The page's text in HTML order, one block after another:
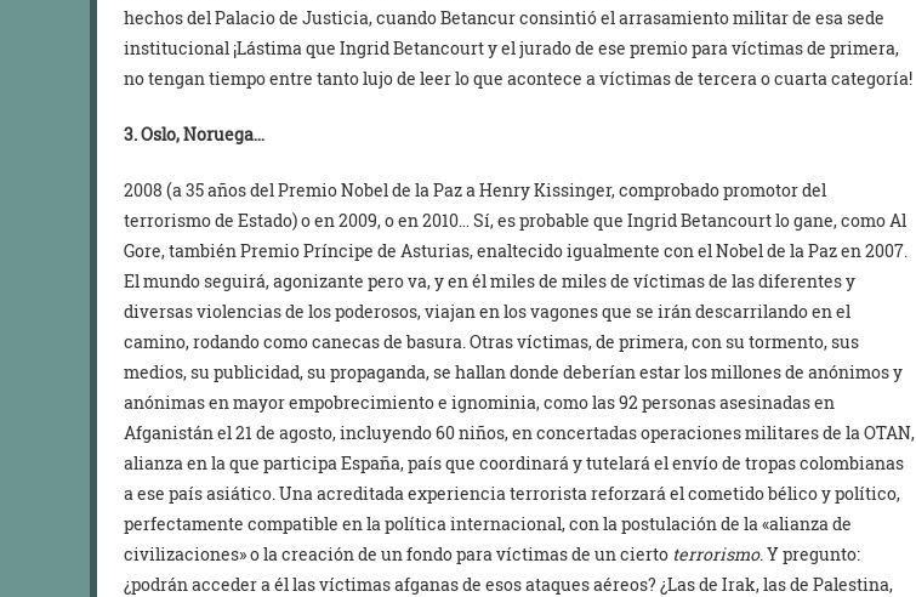
hechos del Palacio de Justicia, cuando Betancur consintió el arrasamiento militar de esa sede
institucional ¡Lástima que Ingrid Betancourt y el jurado de ese premio para víctimas de primera,
no tengan tiempo entre tanto lujo de leer lo que acontece a víctimas de tercera o cuarta categoría!
3. Oslo, Noruega…
2008 (a 35 años del Premio Nobel de la Paz a Henry Kissinger, comprobado promotor del
terrorismo de Estado) o en 2009, o en 2010… Sí, es probable que Ingrid Betancourt lo gane, como Al
Gore, también Premio Príncipe de Asturias, enaltecido igualmente con el Nobel de la Paz en 2007.
El mundo seguirá, agonizante pero va, y en él miles de miles de víctimas de las diferentes y
diversas violencias de los poderosos, viajan en los vagones que se irán descarrilando en el
camino, rodando como canecas de basura. Otras víctimas, de primera, con su tormento, sus
medios, su publicidad, su propaganda, se hallan donde deberían estar los millones de anónimos y
anónimas en mayor empobrecimiento e ignominia, como las 92 personas asesinadas en
Afganistán el 21 de agosto, incluyendo 60 niños, en concertadas operaciones militares de la OTAN,
alianza en la que participa España, país que coordinará y tutelará el envío de tropas colombianas
a ese país asiático. Una acreditada experiencia terrorista reforzará el cometido bélico y político,
perfectamente compatible en la política internacional, con la postulación de la «alianza de
civilizaciones» o la creación de un fondo para víctimas de un cierto terrorismo. Y pregunto:
¿podrán acceder a él las víctimas afganas de esos ataques aéreos? ¿Las de Irak, las de Palestina,